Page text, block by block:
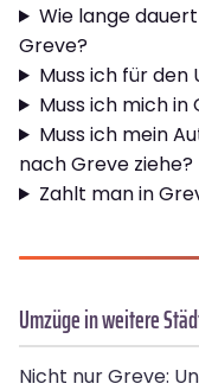
Wie lange
Greve?
Muss ich für den
Muss ich mich
Muss ich mein
nach Greve ziehe?
Zahlt man in
Umzüge in weitere
Nicht nur Greve: